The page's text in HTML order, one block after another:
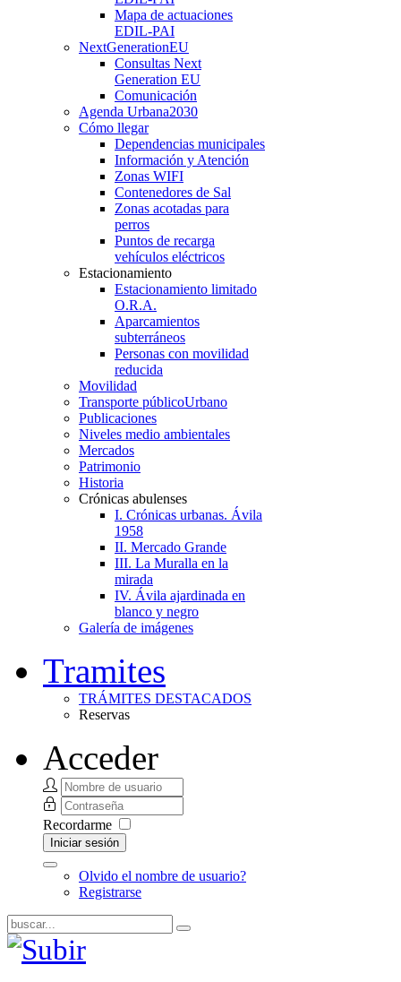
Mapa de actuaciones
EDIL-PAI
NextGenerationEU
Consultas Next
Generation EU
Comunicación
Agenda Urbana2030
Cómo llegar
Dependencias municipales
Información y Atención
Zonas WIFI
Contenedores de Sal
Zonas acotadas para
perros
Puntos de recarga
vehículos eléctricos
Estacionamiento
Estacionamiento limitado
O.R.A.
Aparcamientos
subterráneos
Personas con movilidad
reducida
Movilidad
Transporte públicoUrbano
Publicaciones
Niveles medio ambientales
Mercados
Patrimonio
Historia
Crónicas abulenses
I. Crónicas urbanas. Ávila
1958
II. Mercado Grande
III. La Muralla en la
mirada
IV. Ávila ajardinada en
blanco y negro
Galería de imágenes
Tramites
TRÁMITES DESTACADOS
Reservas
Acceder
Recordarme
Iniciar sesión
Olvido el nombre de usuario?
Registrarse